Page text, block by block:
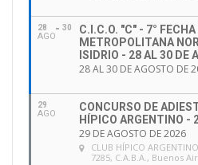
28
AGO
30
C.I.C.O. "C" - 7°
METROPOLITANA
ISIDRIO - 28 AL 30 DE
28 AL 30 DE AGOSTO DE
29
AGO
CONCURSO DE
HÍPICO ARGENTINO -
29 DE AGOSTO DE 2026
CLUB HÍPICO ARGENTINO
7285, C.A.B.A., Buenos